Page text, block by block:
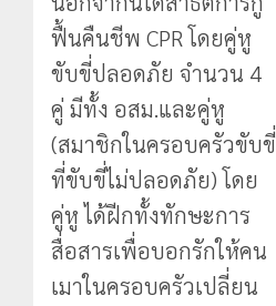
ฟื้นคืนชีพ CPR โดยคู่หู
ขับขี่ปลอดภัย จำนวน 4
คู่ มีทั้ง อสม.และคู่หู
(สมาชิกในครอบครัวขับขี่
ที่ขับขี่ไม่ปลอดภัย) โดย
คู่หู ได้ฝีกทั้งทักษะการ
สื่อสารเพื่อบอกรักให้คน
เมาในครอบครัวเปลี่ยน